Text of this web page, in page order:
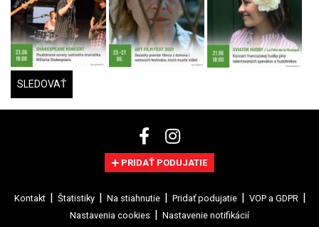
SLEDOVAŤ
PRIDAŤ PODUJATIE
Kontakt Štatistiky Na stiahnutie Pridať podujatie
VOP a GDPR
Nastavenia cookies
Nastavenie notifikácií